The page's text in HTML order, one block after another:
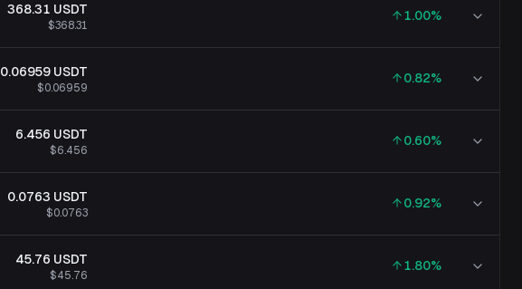
368.31 USDT
$368.31
1.00%
0.06959 USDT
$0.06959
0.82%
6.456 USDT
$6.456
0.60%
0.0763 USDT
$0.0763
0.92%
45.76 USDT
$45.76
1.80%